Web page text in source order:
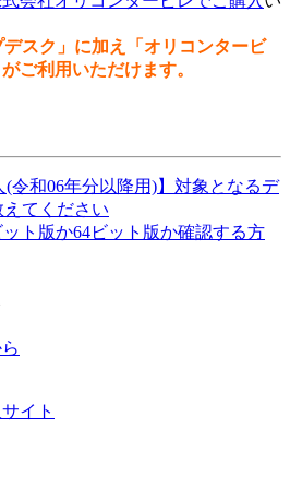
デスク」に加え「オリコンタービ
ご利用いただけます。
(令和06年分以降用)】対象となるデ
てください
ット版か64ビット版か確認する方